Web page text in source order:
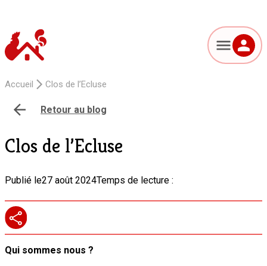
Accueil Clos de l’Ecluse
Retour au blog
Clos de l’Ecluse
Publié le27 août 2024Temps de lecture :
Qui sommes nous ?